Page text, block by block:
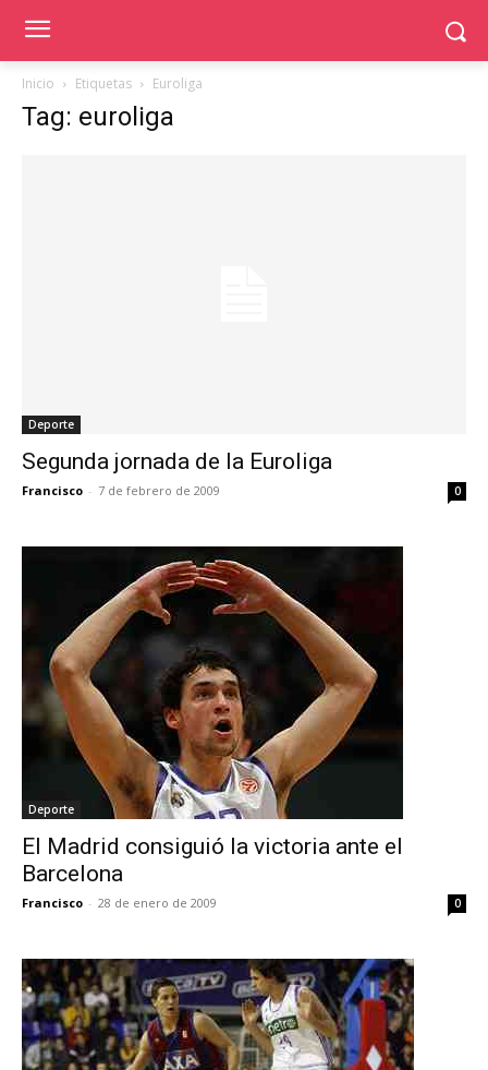
Inicio Etiquetas Euroliga
Tag: euroliga
Deporte
Segunda jornada de la Euroliga
Francisco - 7 de febrero de 2009 0
Deporte
El Madrid consiguió la victoria ante el
Barcelona
Francisco - 28 de enero de 2009 0